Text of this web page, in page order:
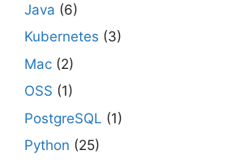
Java (6)
Kubernetes (3)
Mac (2)
OSS (1)
PostgreSQL (1)
Python (25)